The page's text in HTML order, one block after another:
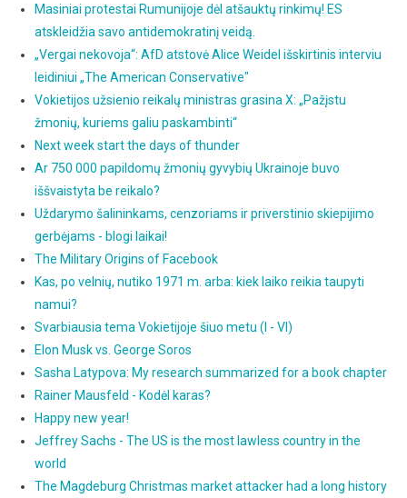
Masiniai protestai Rumunijoje dėl atšauktų rinkimų! ES
atskleidžia savo antidemokratinį veidą.
„Vergai nekovoja“: AfD atstovė Alice Weidel išskirtinis interviu
leidiniui „The American Conservative"
Vokietijos užsienio reikalų ministras grasina X: „Pažįstu
žmonių, kuriems galiu paskambinti“
Next week start the days of thunder
Ar 750 000 papildomų žmonių gyvybių Ukrainoje buvo
iššvaistyta be reikalo?
Uždarymo šalininkams, cenzoriams ir priverstinio skiepijimo
gerbėjams - blogi laikai!
The Military Origins of Facebook
Kas, po velnių, nutiko 1971 m. arba: kiek laiko reikia taupyti
namui?
Svarbiausia tema Vokietijoje šiuo metu (I - VI)
Elon Musk vs. George Soros
Sasha Latypova: My research summarized for a book chapter
Rainer Mausfeld - Kodėl karas?
Happy new year!
Jeffrey Sachs - The US is the most lawless country in the
world
The Magdeburg Christmas market attacker had a long history